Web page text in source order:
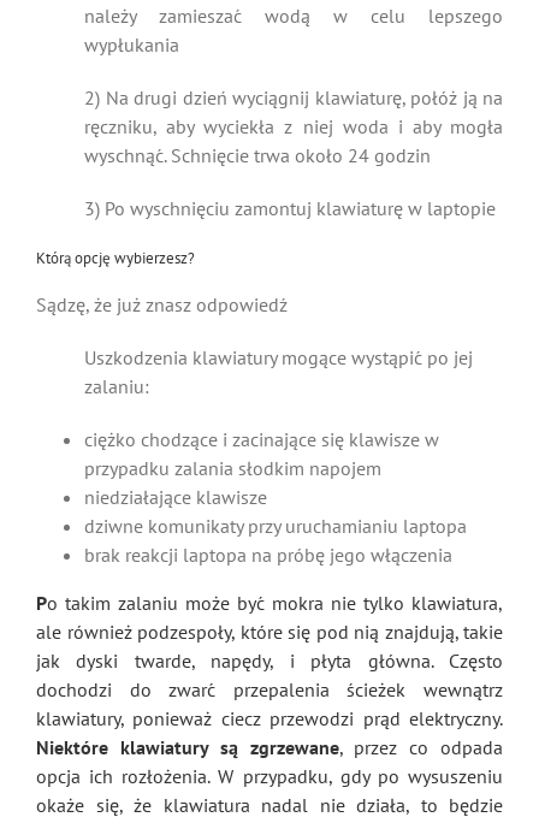
należy zamieszać wodą w celu lepszego
wypłukania
2) Na drugi dzień wyciągnij klawiaturę, połóż ją na
ręczniku, aby wyciekła z niej woda i aby mogła
wyschnąć. Schnięcie trwa około 24 godzin
3) Po wyschnięciu zamontuj klawiaturę w laptopie
Którą opcję wybierzesz?
Sądzę, że już znasz odpowiedź
Uszkodzenia klawiatury mogące wystąpić po jej
zalaniu:
ciężko chodzące i zacinające się klawisze w
przypadku zalania słodkim napojem
niedziałające klawisze
dziwne komunikaty przy uruchamianiu laptopa
brak reakcji laptopa na próbę jego włączenia
Po takim zalaniu może być mokra nie tylko klawiatura,
ale również podzespoły, które się pod nią znajdują, takie
jak dyski twarde, napędy, i płyta główna. Często
dochodzi do zwarć przepalenia ścieżek wewnątrz
klawiatury, ponieważ ciecz przewodzi prąd elektryczny.
Niektóre klawiatury są zgrzewane, przez co odpada
opcja ich rozłożenia. W przypadku, gdy po wysuszeniu
okaże się, że klawiatura nadal nie działa, to będzie